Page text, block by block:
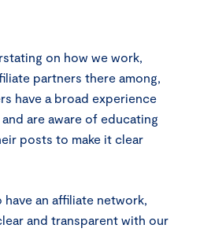
on how we work,
partners there among,
have a broad experience
are aware of educating
posts to make it clear
an affiliate network,
and transparent with our